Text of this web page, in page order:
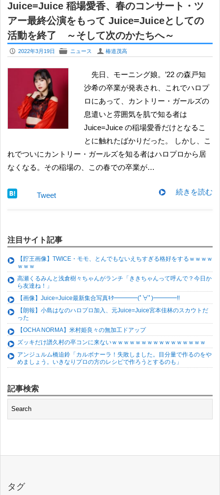
Juice=Juice 稲場愛香、春のコンサート・ツ
アー最終公演をもって Juice=Juiceとしての
活動を終了 ～そして次のかたちへ～
P 2022年3月19日 F ニュース U 椿道茂高
先日、モーニング娘。’22 の森戸知
沙希の卒業が発表され、これでハロプ
ロにあって、カントリー・ガールズの
息遣いと雰囲気を肌で知る者は
Juice=Juice の稲場愛香だけとなるこ
とに触れたばかりだった。 しかし、こ
れでついにカントリー・ガールズを知る者はハロプロから居
なくなる。その稲場の、この春での卒業が…
続きを読む
Tweet
注目サイト記事
【貯王画像】TWICE・モモ、とんでもないえちすぎる格好をするｗｗｗｗ
ｗｗｗ
高瀬くるみんと浅倉樹々ちゃんがランチ「ききちゃんって呼んで？今日か
ら友達ね！」
【画像】Juice=Juice最新集合写真ｷﾀ━━━━(ﾟ∀ﾟ)━━━━!!
【朗報】小島はなのハロプロ加入、元Juice=Juice宮本佳林のスカウトだ
った
【OCHA NORMA】米村姫良々の無加工ドアップ
ズッキだけ譜久村の卒コンに来ないｗｗｗｗｗｗｗｗｗｗｗｗｗｗｗｗ
アンジュルム橋迫鈴「カルボナーラ！失敗しました。目分量で作るのをや
めましょう。いきなりプロの方のレシピで作ろうとするのも」
記事検索
タグ